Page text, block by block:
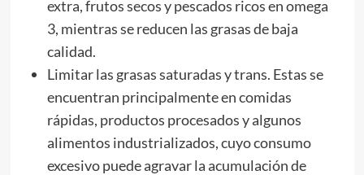
extra, frutos secos y pescados ricos en omega
3, mientras se reducen las grasas de baja
calidad.
Limitar las grasas saturadas y trans. Estas se
encuentran principalmente en comidas
rápidas, productos procesados y algunos
alimentos industrializados, cuyo consumo
excesivo puede agravar la acumulación de